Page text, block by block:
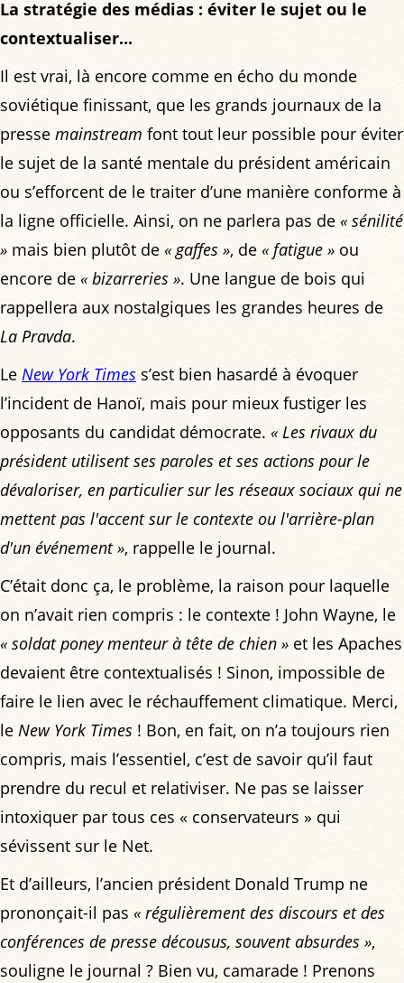
La stratégie des médias : éviter le sujet ou le
contextualiser...
Il est vrai, là encore comme en écho du monde
soviétique finissant, que les grands journaux de la
presse mainstream font tout leur possible pour éviter
le sujet de la santé mentale du président américain
ou s’efforcent de le traiter d’une manière conforme à
la ligne officielle. Ainsi, on ne parlera pas de « sénilité
» mais bien plutôt de « gaffes », de « fatigue » ou
encore de « bizarreries ». Une langue de bois qui
rappellera aux nostalgiques les grandes heures de
La Pravda.
Le New York Times s’est bien hasardé à évoquer
l’incident de Hanoï, mais pour mieux fustiger les
opposants du candidat démocrate. « Les rivaux du
président utilisent ses paroles et ses actions pour le
dévaloriser, en particulier sur les réseaux sociaux qui ne
mettent pas l'accent sur le contexte ou l'arrière-plan
d'un événement », rappelle le journal.
C’était donc ça, le problème, la raison pour laquelle
on n’avait rien compris : le contexte ! John Wayne, le
« soldat poney menteur à tête de chien » et les Apaches
devaient être contextualisés ! Sinon, impossible de
faire le lien avec le réchauffement climatique. Merci,
le New York Times ! Bon, en fait, on n’a toujours rien
compris, mais l’essentiel, c’est de savoir qu’il faut
prendre du recul et relativiser. Ne pas se laisser
intoxiquer par tous ces « conservateurs » qui
sévissent sur le Net.
Et d’ailleurs, l’ancien président Donald Trump ne
prononçait-il pas « régulièrement des discours et des
conférences de presse décousus, souvent absurdes »,
souligne le journal ? Bien vu, camarade ! Prenons